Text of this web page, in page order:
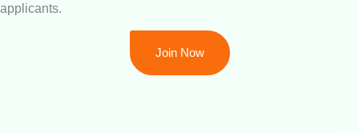
applicants.
Join Now